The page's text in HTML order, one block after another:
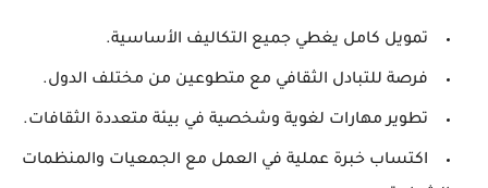
تمويل كامل يغطي جميع التكاليف الأساسية.
فرصة للتبادل الثقافي مع متطوعين من مختلف الدول.
تطوير مهارات لغوية وشخصية في بيئة متعددة الثقافات.
اكتساب خبرة عملية في العمل مع الجمعيات والمنظمات